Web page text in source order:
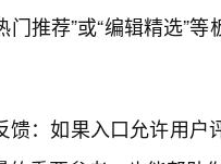
门推荐”或“编辑精选”
馈：如果入口允许用户